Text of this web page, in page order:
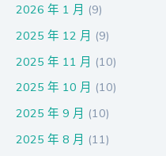
2026 年 1 月 (9)
2025 年 12 月 (9)
2025 年 11 月 (10)
2025 年 10 月 (10)
2025 年 9 月 (10)
2025 年 8 月 (11)